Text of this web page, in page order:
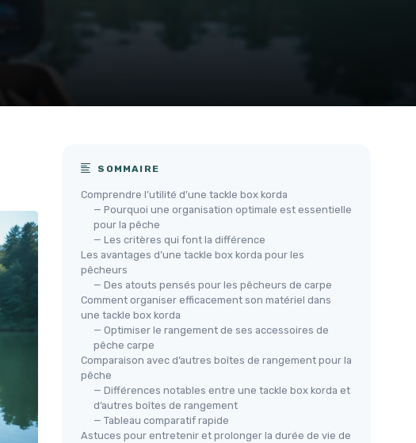
SOMMAIRE
Comprendre l’utilité d’une tackle box korda
— Pourquoi une organisation optimale est essentielle
pour la pêche
— Les critères qui font la différence
Les avantages d’une tackle box korda pour les
pêcheurs
— Des atouts pensés pour les pêcheurs de carpe
Comment organiser efficacement son matériel dans
une tackle box korda
— Optimiser le rangement de ses accessoires de
pêche carpe
Comparaison avec d’autres boîtes de rangement pour la
pêche
— Différences notables entre une tackle box korda et
d’autres boîtes de rangement
— Tableau comparatif rapide
Astuces pour entretenir et prolonger la durée de vie de